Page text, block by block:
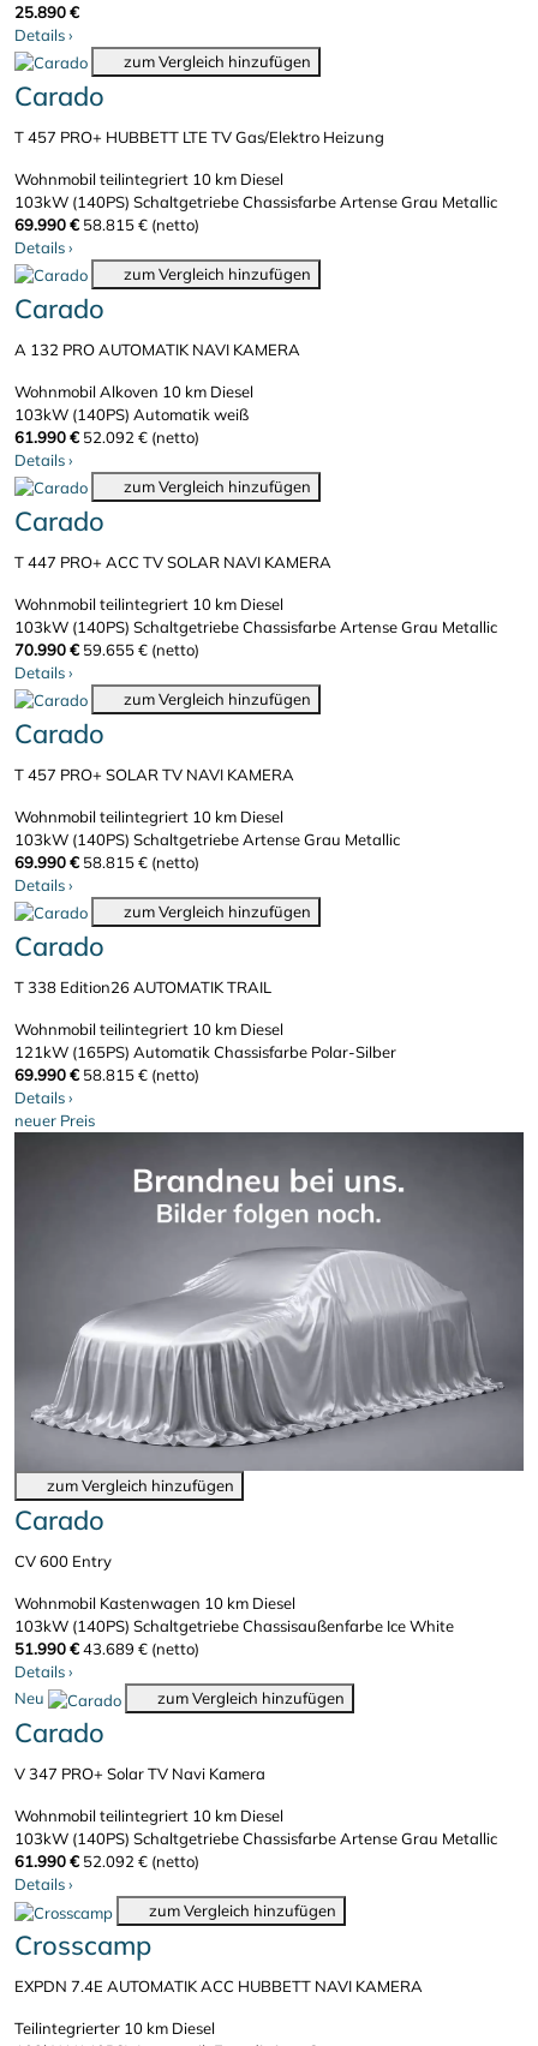
25.890 €
Details›
zum Vergleich hinzufügen
Carado
T 457 PRO+ HUBBETT LTE TV Gas/Elektro Heizung
Wohnmobil teilintegriert 10 km Diesel
103kW (140PS) SchaltgetriebeChassisfarbe Artense Grau Metallic
69.990 € 58.815 € (netto)
Details›
zum Vergleich hinzufügen
Carado
A 132 PRO AUTOMATIK NAVI KAMERA
Wohnmobil Alkoven 10 km Diesel
103kW (140PS) Automatikweiß
61.990 € 52.092 € (netto)
Details›
zum Vergleich hinzufügen
Carado
T 447 PRO+ ACC TV SOLAR NAVI KAMERA
Wohnmobil teilintegriert 10 km Diesel
103kW (140PS) SchaltgetriebeChassisfarbe Artense Grau Metallic
70.990 € 59.655 € (netto)
Details›
zum Vergleich hinzufügen
Carado
T 457 PRO+ SOLAR TV NAVI KAMERA
Wohnmobil teilintegriert 10 km Diesel
103kW (140PS) SchaltgetriebeArtense Grau Metallic
69.990 € 58.815 € (netto)
Details›
zum Vergleich hinzufügen
Carado
T 338 Edition26 AUTOMATIK TRAIL
Wohnmobil teilintegriert 10 km Diesel
121kW (165PS) AutomatikChassisfarbe Polar-Silber
69.990 € 58.815 € (netto)
Details›
neuer Preis
zum Vergleich hinzufügen
Carado
CV 600 Entry
Wohnmobil Kastenwagen 10 km Diesel
103kW (140PS) SchaltgetriebeChassisaußenfarbe Ice White
51.990 €43.689 € (netto)
Details›
Neu
zum Vergleich hinzufügen
Carado
V 347 PRO+ Solar TV Navi Kamera
Wohnmobil teilintegriert 10 km Diesel
103kW (140PS) SchaltgetriebeChassisfarbe Artense Grau Metallic
61.990 € 52.092 € (netto)
Details›
zum Vergleich hinzufügen
Crosscamp
EXPDN 7.4E AUTOMATIK ACC HUBBETT NAVI KAMERA
Teilintegrierter 10 km Diesel